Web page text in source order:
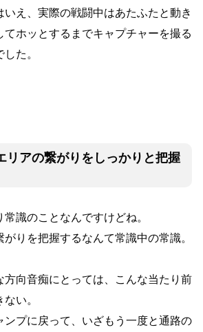
いえ、実際の戦闘中はあたふたと動き
てホッとするまでキャプチャーを撮る
た。
アの繋がりをしっかりと把握
識のことなんですけどね。
りを把握するなんて常識中の常識。
方向音痴にとっては、こんな当たり前
い。
ンプに戻って、いざもう一度と通路の